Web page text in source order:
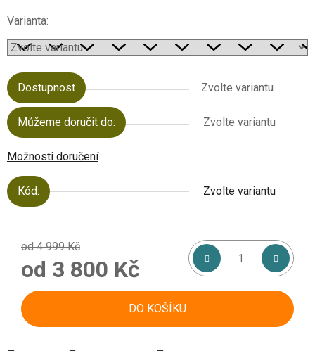
Varianta:
Dostupnost Zvolte variantu
Můžeme doručit do: Zvolte variantu
Možnosti doručení
Kód: Zvolte variantu
od 4 999 Kč
od 3 800 Kč
Měrná cena:
DO KOŠÍKU